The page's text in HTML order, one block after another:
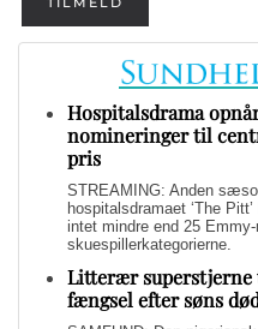
Hospitalsdrama
nomineringer til
pris
STREAMING: Anden
hospitalsdramaet ‘The
intet mindre end 25
skuespillerkategorierne.
Litterær superstjerne
fængsel efter søns